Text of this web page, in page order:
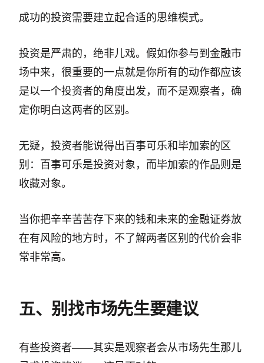
成功的投资需要建立起合适的思维模式。
投资是严肃的，绝非儿戏。假如你参与到金融市
场中来，很重要的一点就是你所有的动作都应该
是以一个投资者的角度出发，而不是观察者，确
定你明白这两者的区别。
无疑，投资者能说得出百事可乐和毕加索的区
别：百事可乐是投资对象，而毕加索的作品则是
收藏对象。
当你把辛辛苦苦存下来的钱和未来的金融证券放
在有风险的地方时，不了解两者区别的代价会非
常非常高。
五、别找市场先生要建议
有些投资者——其实是观察者会从市场先生那儿